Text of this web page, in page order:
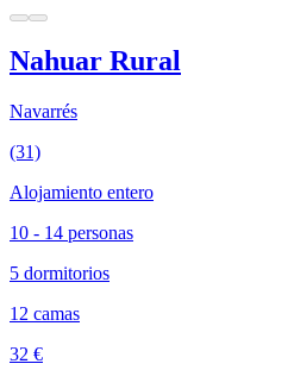
Nahuar Rural
Navarrés
(31)
Alojamiento entero
10 - 14 personas
5 dormitorios
12 camas
32 €